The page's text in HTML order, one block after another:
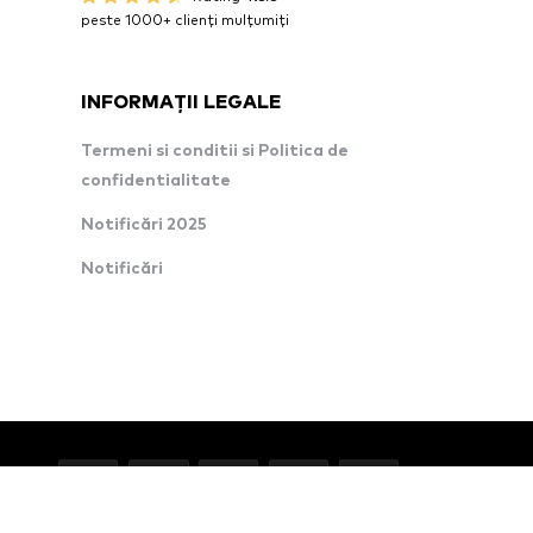
peste 1000+ clienți mulțumiți
INFORMAȚII LEGALE
Termeni si conditii si Politica de
confidentialitate
Notificări 2025
Notificări